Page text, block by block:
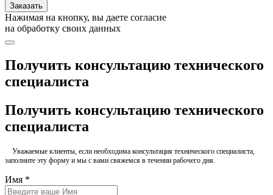
Заказать
Нажимая на кнопку, вы даете согласие
на обработку своих данных
Получить консультацию технического
специалиста
Получить консультацию технического
специалиста
Уважаемые клиенты, если необходима консультация технического специалиста,
заполните эту форму и мы с вами свяжемся в течении рабочего дня.
Имя *